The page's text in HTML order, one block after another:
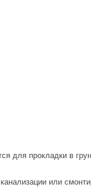
для прокладки в
или